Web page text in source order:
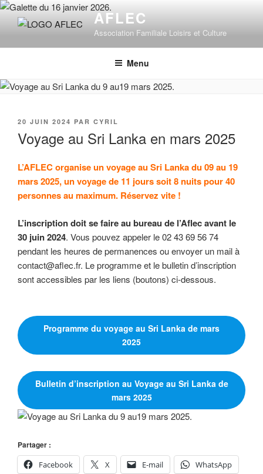
Aller
principal
AFLEC
Association Familiale Loisirs et Culture
Menu
PUBLIÉ
20 JUIN 2024 PAR CYRIL
Voyage au Sri Lanka en mars 2025
L’AFLEC organise un voyage au Sri Lanka du 09 au 19
mars 2025, un voyage de 11 jours soit 8 nuits pour 40
personnes au maximum. Réservez vite !
L’inscription doit se faire au bureau de l’Aflec avant le
30 juin 2024. Vous pouvez appeler le 02 43 69 56 74
pendant les heures de permanences ou envoyer un mail à
contact@aflec.fr. Le programme et le bulletin d’inscription
sont accessibles par les liens (boutons) ci-dessous.
Programme du voyage au Sri Lanka de mars
2025
Bulletin d’inscription au Voyage au Sri Lanka de
mars 2025
Partager :
Facebook
X E-mail WhatsApp